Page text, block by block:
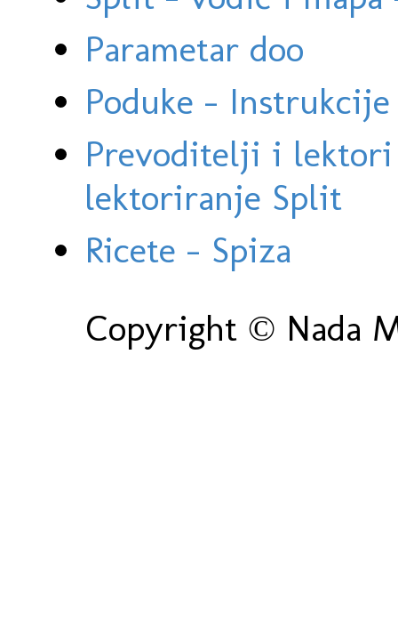
Parametar doo
Poduke -
Prevoditelji i
lektoriranje Split
Ricete - Spiza
Copyright © Nada